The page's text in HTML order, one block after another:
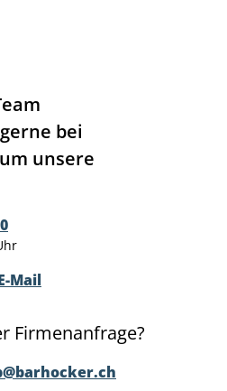
bei
unsere
Mail
Firmenanfrage?